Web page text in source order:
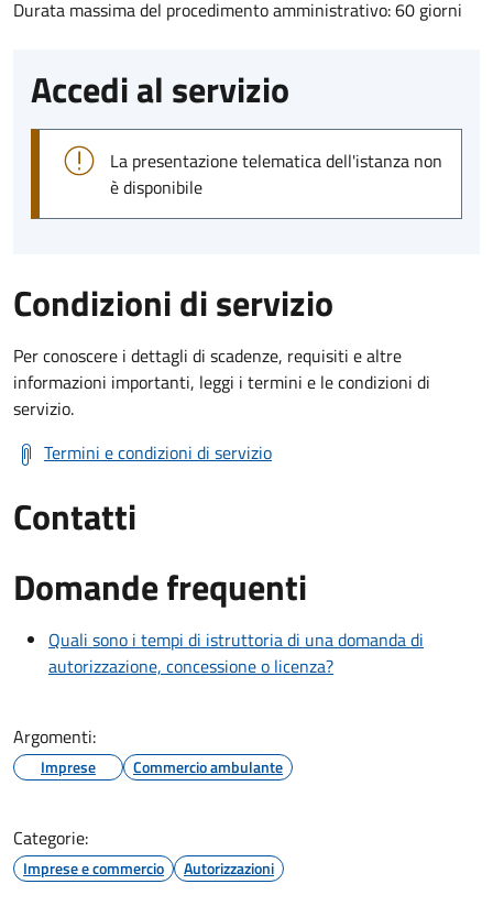
Durata massima del procedimento amministrativo: 60 giorni
Accedi al servizio
La presentazione telematica dell'istanza non
è disponibile
Condizioni di servizio
Per conoscere i dettagli di scadenze, requisiti e altre
informazioni importanti, leggi i termini e le condizioni di
servizio.
Termini e condizioni di servizio
Contatti
Domande frequenti
Quali sono i tempi di istruttoria di una domanda di
autorizzazione, concessione o licenza?
Argomenti:
Imprese Commercio ambulante
Categorie:
Imprese e commercio Autorizzazioni